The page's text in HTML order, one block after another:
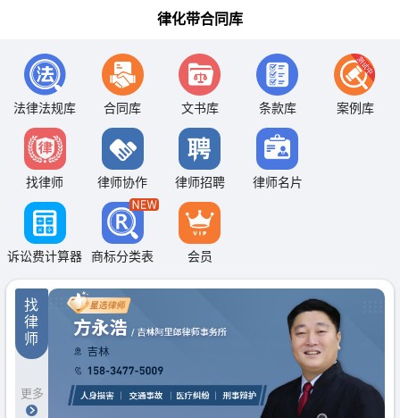
律化带合同库
法律法规库 合同库 文书库 条款库 案例库
找律师 律师协作 律师招聘 律师名片
诉讼费计算器 商标分类表 会员
找
律
师
更多